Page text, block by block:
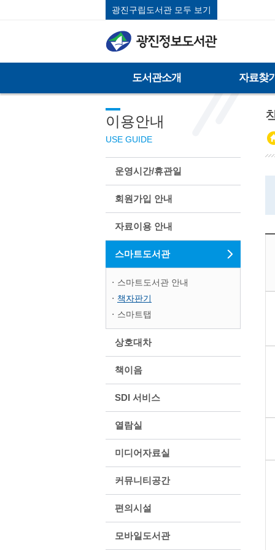
광진구립도서관 모두 보기
도서관소개 자료찾
이용안내
USE GUIDE
운영시간/휴관일
회원가입 안내
자료이용 안내
스마트도서관
스마트도서관 안내
책자판기
스마트탭
상호대차
책이음
SDI 서비스
열람실
미디어자료실
커뮤니티공간
편의시설
모바일도서관